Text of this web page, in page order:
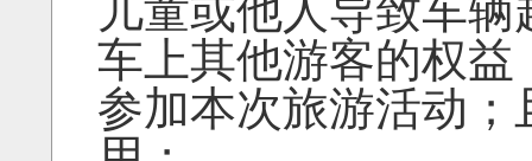
儿童或他人导致车
车上其他游客的权
参加本次旅游活动